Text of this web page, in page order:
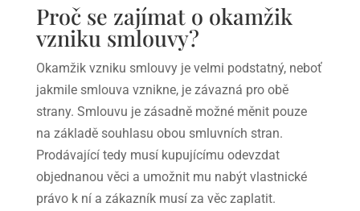
Proč se zajímat o okamžik
vzniku smlouvy?
Okamžik vzniku smlouvy je velmi podstatný, neboť
jakmile smlouva vznikne, je závazná pro obě
strany. Smlouvu je zásadně možné měnit pouze
na základě souhlasu obou smluvních stran.
Prodávající tedy musí kupujícímu odevzdat
objednanou věci a umožnit mu nabýt vlastnické
právo k ní a zákazník musí za věc zaplatit.